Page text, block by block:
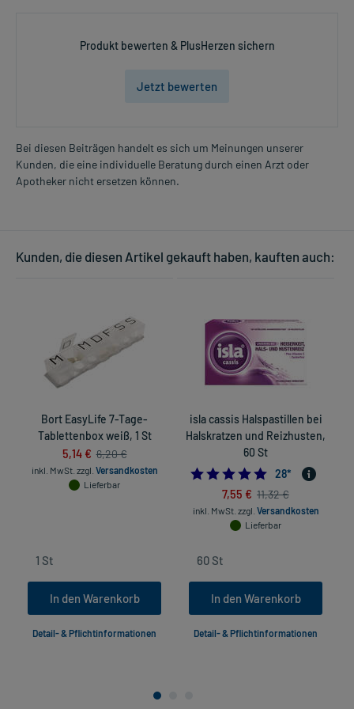
Produkt bewerten & PlusHerzen sichern
Jetzt bewerten
Bei diesen Beiträgen handelt es sich um Meinungen unserer
Kunden, die eine individuelle Beratung durch einen Arzt oder
Apotheker nicht ersetzen können.
Kunden, die diesen Artikel gekauft haben, kauften auch:
Bort EasyLife 7-Tage-
Tablettenbox weiß, 1 St
5,14 € 6,20 €
inkl. MwSt. zzgl. Versandkosten
Lieferbar
In den Warenkorb
Detail- & Pflichtinformationen
isla cassis Halspastillen bei
Halskratzen und Reizhusten,
60 St
28*
7,55 € 11,32 €
inkl. MwSt. zzgl. Versandkosten
Lieferbar
In den Warenkorb
Detail- & Pflichtinformationen